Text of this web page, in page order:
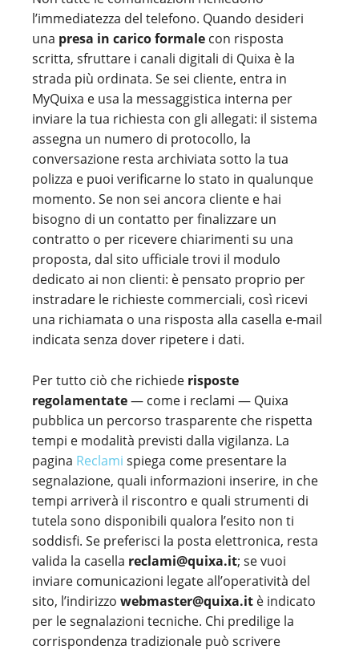
l’immediatezza del telefono. Quando desideri
una presa in carico formale con risposta
scritta, sfruttare i canali digitali di Quixa è la
strada più ordinata. Se sei cliente, entra in
MyQuixa e usa la messaggistica interna per
inviare la tua richiesta con gli allegati: il sistema
assegna un numero di protocollo, la
conversazione resta archiviata sotto la tua
polizza e puoi verificarne lo stato in qualunque
momento. Se non sei ancora cliente e hai
bisogno di un contatto per finalizzare un
contratto o per ricevere chiarimenti su una
proposta, dal sito ufficiale trovi il modulo
dedicato ai non clienti: è pensato proprio per
instradare le richieste commerciali, così ricevi
una richiamata o una risposta alla casella e-mail
indicata senza dover ripetere i dati.
Per tutto ciò che richiede risposte
regolamentate— come i reclami — Quixa
pubblica un percorso trasparente che rispetta
tempi e modalità previsti dalla vigilanza. La
pagina Reclami spiega come presentare la
segnalazione, quali informazioni inserire, in che
tempi arriverà il riscontro e quali strumenti di
tutela sono disponibili qualora l’esito non ti
soddisfi. Se preferisci la posta elettronica, resta
valida la casella reclami@quixa.it; se vuoi
inviare comunicazioni legate all’operatività del
sito, l’indirizzo webmaster@quixa.it è indicato
per le segnalazioni tecniche. Chi predilige la
corrispondenza tradizionale può scrivere